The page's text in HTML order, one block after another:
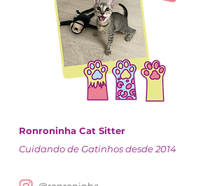
Ronroninha Cat Sitter
Cuidando de Gatinhos desde 2014